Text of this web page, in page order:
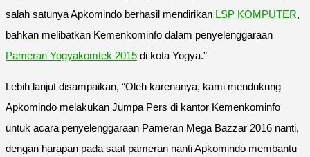
salah satunya Apkomindo berhasil mendirikan LSP KOMPUTER,
bahkan melibatkan Kemenkominfo dalam penyelenggaraan
Pameran Yogyakomtek 2015 di kota Yogya.”
Lebih lanjut disampaikan, “Oleh karenanya, kami mendukung
Apkomindo melakukan Jumpa Pers di kantor Kemenkominfo
untuk acara penyelenggaraan Pameran Mega Bazzar 2016 nanti,
dengan harapan pada saat pameran nanti Apkomindo membantu